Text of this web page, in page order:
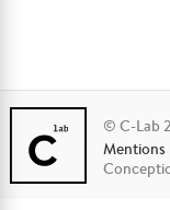
© C-Lab
Mentions